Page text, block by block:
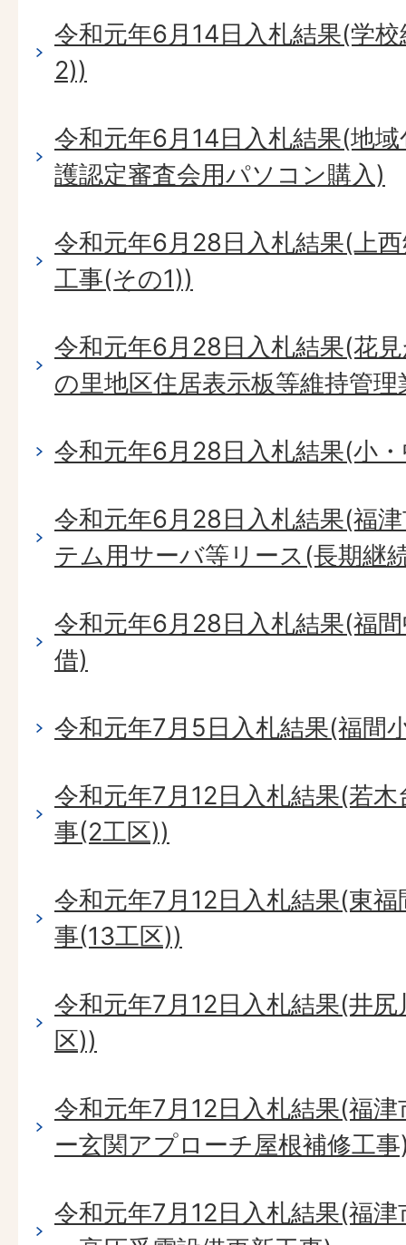
令和元年6月14日入札結果(学
2))
令和元年6月14日入札結果(地
護認定審査会用パソコン購入)
令和元年6月28日入札結果(上
工事(その1))
令和元年6月28日入札結果(花
の里地区住居表示板等維持管
令和元年6月28日入札結果(小
令和元年6月28日入札結果(福
テム用サーバ等リース(長期継
令和元年6月28日入札結果(福
借)
令和元年7月5日入札結果(福間
令和元年7月12日入札結果(若
事(2工区))
令和元年7月12日入札結果(東
事(13工区))
令和元年7月12日入札結果(井
区))
令和元年7月12日入札結果(福
ー玄関アプローチ屋根補修工
令和元年7月12日入札結果(福